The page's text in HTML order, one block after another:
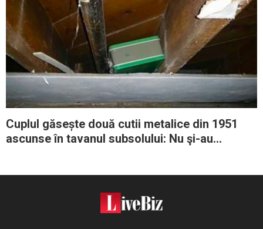
Cuplul găsește două cutii metalice din 1951
ascunse în tavanul subsolului: Nu şi-au